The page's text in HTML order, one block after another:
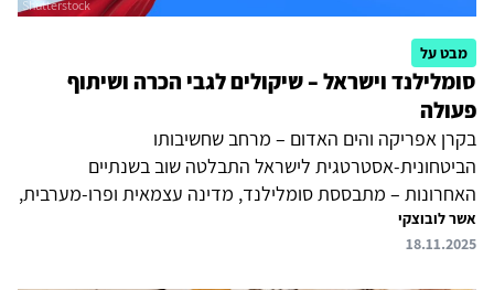
מבט על
סומלילנד וישראל – שיקולים לגבי הכרה ושיתוף
פעולה
בקרן אפריקה והים האדום – מרחב שחשיבותו
הביטחונית-אסטרטגית לישראל התבלטה שוב בשנתיים
האחרונות – מתבססת סומלילנד, מדינה עצמאית ופרו-מערבית,
שאינה מוכרת על ידי הקהילה הבינלאומית. מטרתה העליונה
היא לזכות בהכרה בינלאומית ולבסס בריתות עם מדינות שיסייעו
אשר לובוצקי
18.11.2025